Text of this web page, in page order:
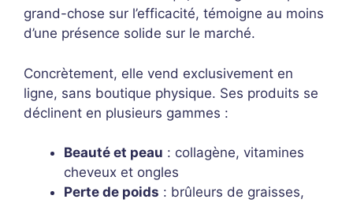
grand-chose sur l’efficacité, témoigne au moins
d’une présence solide sur le marché.
Concrètement, elle vend exclusivement en
ligne, sans boutique physique. Ses produits se
déclinent en plusieurs gammes :
Beauté et peau : collagène, vitamines
cheveux et ongles
Perte de poids : brûleurs de graisses,